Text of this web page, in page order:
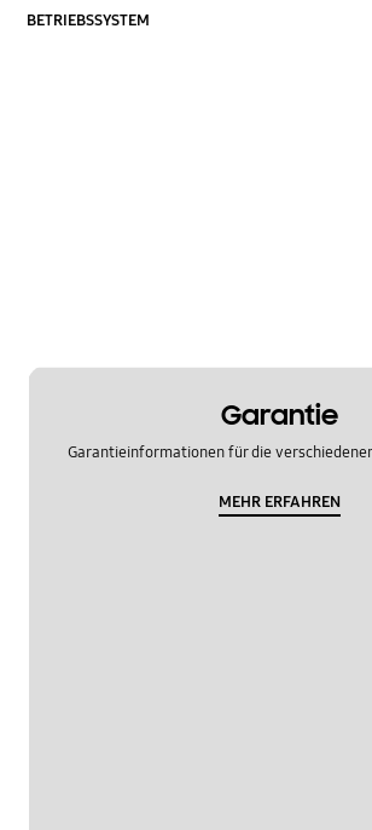
Verwendung
BETRIEBSSYSTEM
Garantie
Garantieinformationen für die
MEHR ERFAHREN